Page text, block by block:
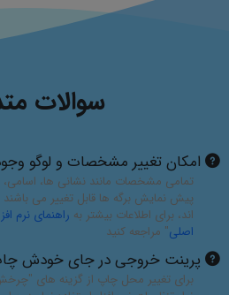
سوالات
امکان تغییر مشخصات و لوگو
تمامی مشخصات مانند نشانی ها، اسامی،
پیش نمایش برگه ها قابل تغییر می
اند، برای اطلاعات بیشتر به راهنمای نرم
اصلی" مراجعه کنید
پرینت خروجی در جای خودش
برای تغییر محل چاپ از گزینه های